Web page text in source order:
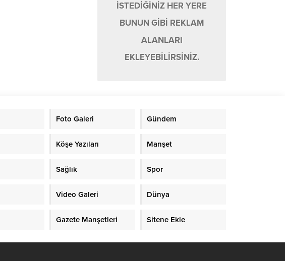
İSTEDİĞİNİZ HER YERE
BUNUN GİBİ REKLAM
ALANLARI
EKLEYEBİLİRSİNİZ.
Foto Galeri Gündem
Köşe Yazıları Manşet
Sağlık Spor
Video Galeri Dünya
Gazete Manşetleri Sitene Ekle